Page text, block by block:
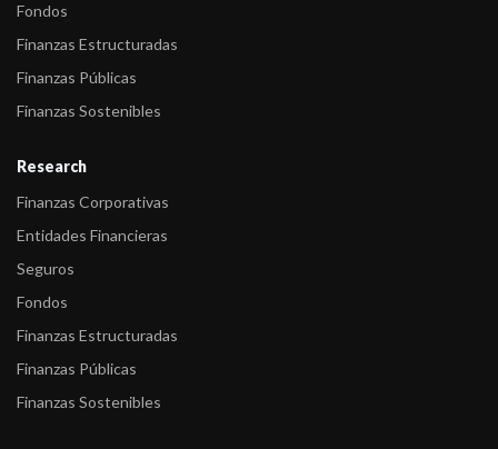
Fondos
Finanzas Estructuradas
Finanzas Públicas
Finanzas Sostenibles
Research
Finanzas Corporativas
Entidades Financieras
Seguros
Fondos
Finanzas Estructuradas
Finanzas Públicas
Finanzas Sostenibles